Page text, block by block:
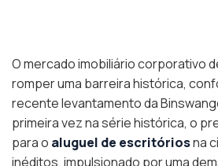
O mercado imobiliário corporativo
romper uma barreira histórica,
recente levantamento da
primeira vez na série histórica, o
para o aluguel de escritóriosna
inéditos, impulsionado por uma